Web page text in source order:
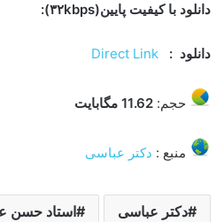
دانلود با کیفیت پایین(۳۲kbps):
دانلود :
Direct Link
حجم: 11.62 مگابایت
منبع : دکتر عباسی
دکتر عباسی استاد حسن